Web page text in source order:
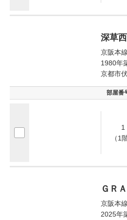
深草
京阪本
1980年
京都市
部屋番
1
（1
ＧＲ
京阪本
2025年